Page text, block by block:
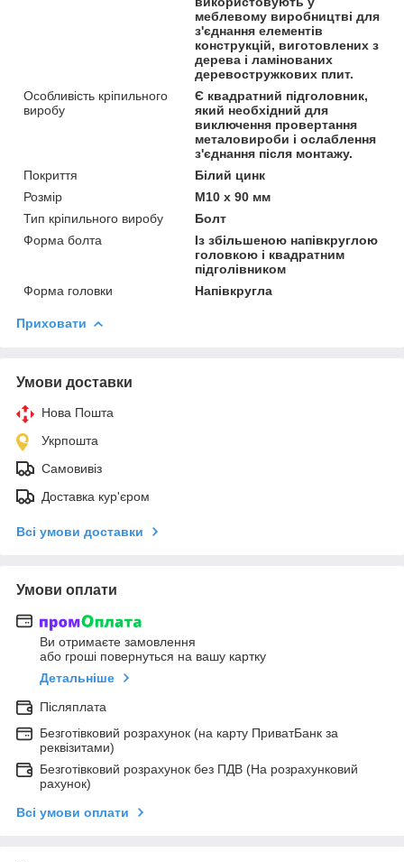
меблевому виробництві для
з'єднання елементів
конструкцій, виготовлених з
дерева і ламінованих
деревостружкових плит.
Особливість кріпильного
виробу
Є квадратний підголовник,
який необхідний для
виключення провертання
металовироби і ослаблення
з'єднання після монтажу.
Покриття
Білий цинк
Розмір
М10 х 90 мм
Тип кріпильного виробу
Болт
Форма болта
Із збільшеною напівкруглою
головкою і квадратним
підголівником
Форма головки
Напівкругла
Приховати
Умови доставки
Нова Пошта
Укрпошта
Самовивіз
Доставка кур'єром
Всі умови доставки
Умови оплати
Ви отримаєте замовлення
або гроші повернуться на вашу картку
Детальніше
Післяплата
Безготівковий розрахунок (на карту ПриватБанк за
реквізитами)
Безготівковий розрахунок без ПДВ (На розрахунковий
рахунок)
Всі умови оплати